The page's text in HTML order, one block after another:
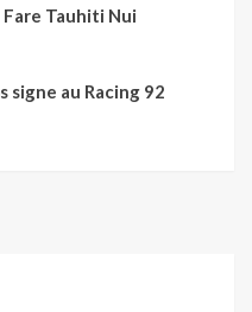
Tauhiti Nui
signe au Racing 92